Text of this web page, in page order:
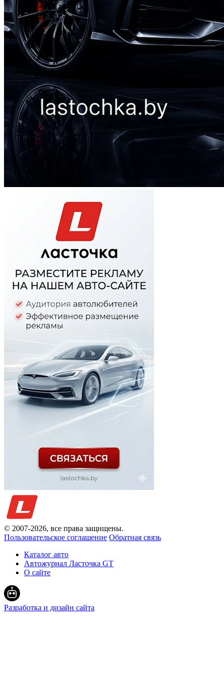
© 2007-2026, все права защищены.
Пользовательское соглашение Обратная связь
Каталог авто
Автожурнал Ласточка GT
О сайте
Разработка и дизайн сайта